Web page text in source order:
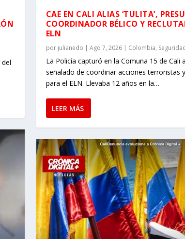
CAE EN CALI ALIAS ‘TULITA’,
COORDINADOR BÉLICO Y
ELN
por julianedo | Ago 7, 2026| Colombia,
La Policía capturó en la Comuna 15 de Cali a
señalado de coordinar acciones terroristas
para el ELN. Llevaba 12 años en la…
LEER MÁS